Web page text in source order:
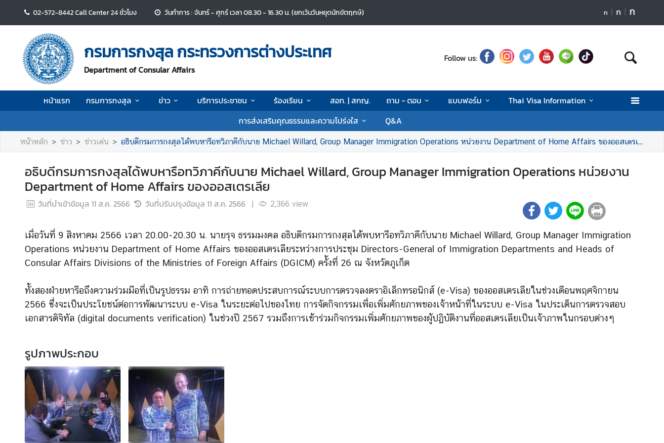
02-572-8442 Call Center 24 ชั่วโมง วันทำการ : จันทร์ - ศุกร์ เวลา 08.30 - 16.30 น. (ยกเว้นวันหยุดนักขัตฤกษ์) ก ก ก
กรมการกงสุล กระทรวงการต่างประเทศ
Department of Consular Affairs
Follow us:
หน้าแรก กรมการกงสุล ข่าว บริการประชาชน ร้องเรียน สอท. | สกญ. ถาม - ตอบ แบบฟอร์ม
Thai Visa Information
การส่งเสริมคุณธรรมและความโปร่งใส
Q&A
น้
า
แ
ก
ก
ม
ก
ร
ก
สุ
ข่
า
บ
ริ
ร
ป
ร
า
ช
น
หน้าหลัก ข่าว ข่าวเด่น อธิบดีกรมการกงสุลได้พบหารือทวิภาคีกับนาย Michael Willard, Group Manager Immigration Operations หน่วยงาน Department of Home Affairs ของออสเตรเลีย
อธิบดีกรมการกงสุลได้พบหารือทวิภาคีกับนาย Michael Willard, Group Manager Immigration Operations หน่วยงาน
Department of Home Affairs ของออสเตรเลีย
วันที่นำเข้าข้อมูล 11 ส.ค. 2566 วันที่ปรับปรุงข้อมูล 11 ส.ค. 2566 | 2,366 view
เมื่อวันที่ 9 สิงหาคม 2566 เวลา 20.00-20.30 น. นายรุจ ธรรมมงคล อธิบดีกรมการกงสุลได้พบหารือทวิภาคีกับนาย Michael Willard, Group Manager Immigration
Operations หน่วยงาน Department of Home Affairs ของออสเตรเลียระหว่างการประชุม Directors-General of Immigration Departments and Heads of
Consular Affairs Divisions of the Ministries of Foreign Affairs (DGICM) ครั้งที่ 26 ณ จังหวัดภูเก็ต
ทั้งสองฝ่ายหารือถึงความร่วมมือที่เป็นรูปธรรม อาทิ การถ่ายทอดประสบการณ์ระบบการตรวจลงตราอิเล็กทรอนิกส์ (e-Visa) ของออสเตรเลียในช่วงเดือนพฤศจิกายน
2566 ซึ่งจะเป็นประโยชน์ต่อการพัฒนาระบบ e-Visa ในระยะต่อไปของไทย การจัดกิจกรรมเพื่อเพิ่มศักยภาพของเจ้าหน้าที่ในระบบ e-Visa ในประเด็นการตรวจสอบ
เอกสารดิจิทัล (digital documents verification) ในช่วงปี 2567 รวมถึงการเข้าร่วมกิจกรรมเพิ่มศักยภาพของผู้ปฏิบัติงานที่ออสเตรเลียเป็นเจ้าภาพในกรอบต่างๆ
รูปภาพประกอบ